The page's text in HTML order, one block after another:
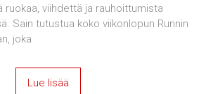
ruokaa, viihdettä ja rauhoittumista
Sain tutustua koko viikonlopun Runnin
joka
Lue lisää